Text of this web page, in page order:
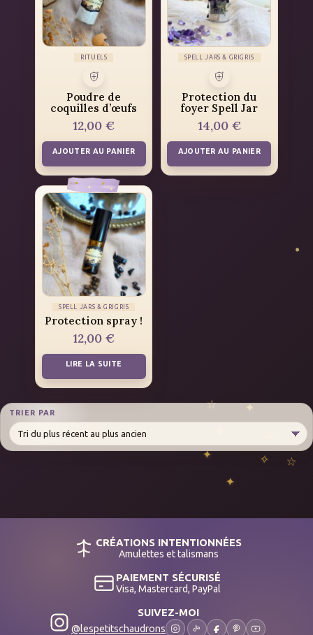
TRIER PAR
RITUELS
Poudre de
coquilles d’œufs
12,00€
AJOUTER AU PANIER
SPELL JARS & GRIGRIS
Protection du
foyer Spell Jar
14,00 €
AJOUTER AU PANIER
SPELL JARS & GRIGRIS
Protection spray !
12,00€
LIRE LA SUITE
CRÉATIONS INTENTIONNÉES
Amulettes et talismans
PAIEMENT SÉCURISÉ
Visa, Mastercard, PayPal
SUIVEZ-MOI
@lespetitschaudrons